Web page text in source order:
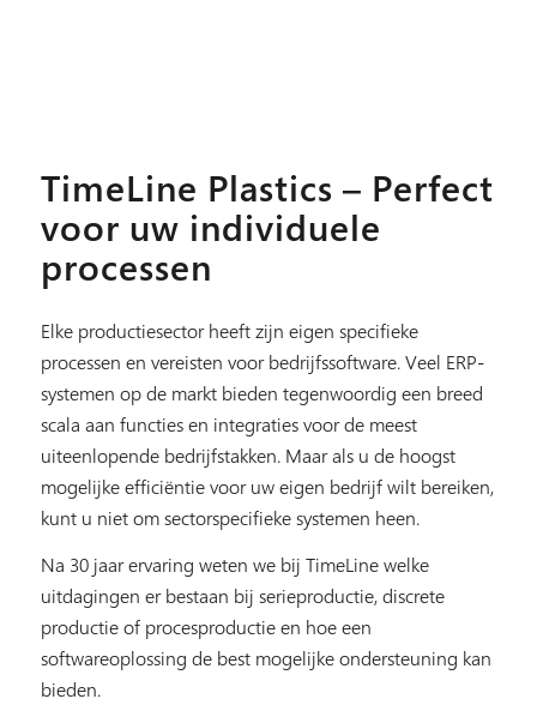
TimeLine Plastics – Perfect
voor uw individuele
processen
Elke productiesector heeft zijn eigen specifieke
processen en vereisten voor bedrijfssoftware. Veel ERP-
systemen op de markt bieden tegenwoordig een breed
scala aan functies en integraties voor de meest
uiteenlopende bedrijfstakken. Maar als u de hoogst
mogelijke efficiëntie voor uw eigen bedrijf wilt bereiken,
kunt u niet om sectorspecifieke systemen heen.
Na 30 jaar ervaring weten we bij TimeLine welke
uitdagingen er bestaan bij serieproductie, discrete
productie of procesproductie en hoe een
softwareoplossing de best mogelijke ondersteuning kan
bieden.